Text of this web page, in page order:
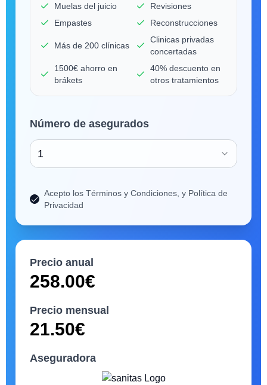
Muelas del juicio
Revisiones
Empastes
Reconstrucciones
Más de 200 clínicas
Clinicas privadas
concertadas
1500€ ahorro en
brákets
40% descuento en
otros tratamientos
Número de asegurados
1
Acepto los Términos y Condiciones, y Política de
Privacidad
Precio anual
258.00€
Precio mensual
21.50€
Aseguradora